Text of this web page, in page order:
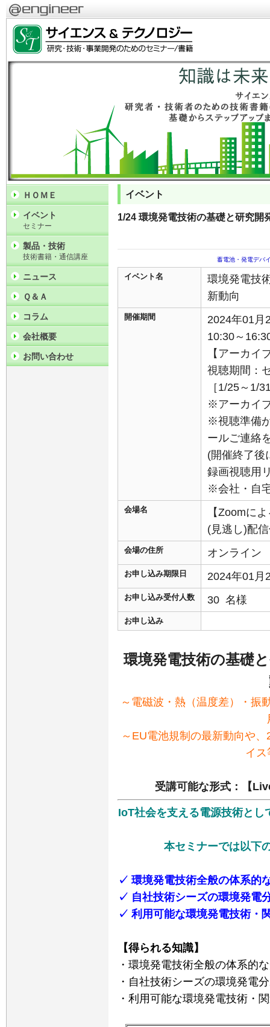
イベント
1/24 環境発電技術の基礎と研究開
蓄電池・発電デバ
イベント名
環境発電技
新動向
開催期間
2024年01月
10:30～
【アーカイ
視聴期間：
［1/25～1/
※アーカイ
※視聴準備
ールご連絡
(開催終了後
録画視聴用
※会社・自
会場名
【Zoomに
(見逃し)配
会場の住所 オンライン
お申し込み期限日 2024年01月
お申し込み受付人数 30 名様
お申し込み
環境発電技術の基礎
～電磁波・熱（温度差）・振
～EU電池規制の最新動向や
イ
受講可能な形式：【
IoT社会を支える電源技術とし
本セミナーでは以下
✓ 環境発電技術全般の体系的
✓ 自社技術シーズの環境発電
✓ 利用可能な環境発電技術・
【得られる知識】
・環境発電技術全般の体系的
・自社技術シーズの環境発電
・利用可能な環境発電技術・
ＨＯＭＥ
イベント
セミナー
製品・技術
技術書籍・通信講座
ニュース
Ｑ＆Ａ
コラム
会社概要
お問い合わせ